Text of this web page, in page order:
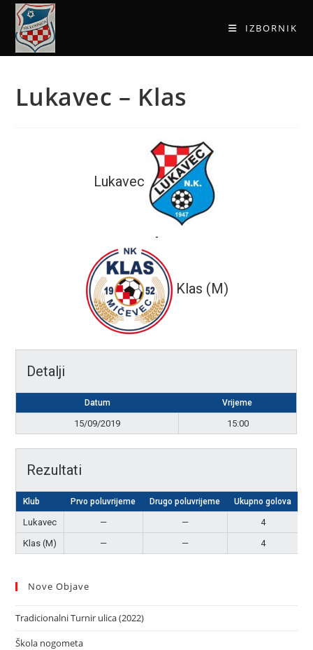
IZBORNIK
Lukavec – Klas
Lukavec
-
Klas (M)
Detalji
Datum Vrijeme
15/09/2019 15:00
Rezultati
Klub Prvo poluvrijeme Drugo poluvrijeme Ukupno golova
Lukavec — — 4
Klas (M)
— — 4
Nove Objave
Tradicionalni Turnir ulica (2022)
Škola nogometa